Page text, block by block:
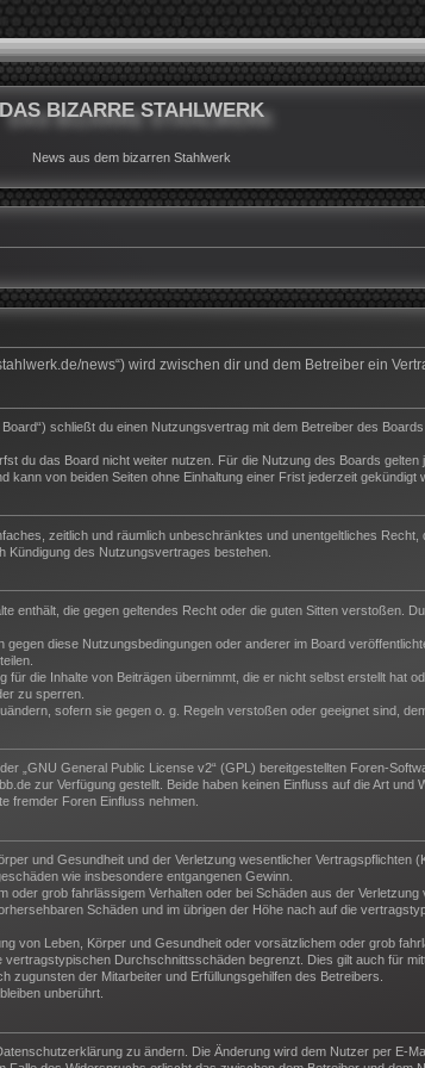
DAS BIZARRE STAHLWERK
News aus dem bizarren Stahlwerk
news“) wird zwischen dir und dem Betreiber ein
schließt du einen Nutzungsvertrag mit dem Betreiber des
du das Board nicht weiter nutzen. Für die Nutzung des Boards gelten
von beiden Seiten ohne Einhaltung einer Frist jederzeit gekündigt
zeitlich und räumlich unbeschränktes und unentgeltliches
des Nutzungsvertrages bestehen.
enthält, die gegen geltendes Recht oder die guten Sitten verstoßen.
diese Nutzungsbedingungen oder anderer im Board
die Inhalte von Beiträgen übernimmt, die er nicht selbst erstellt hat
zu sperren.
sofern sie gegen o. g. Regeln verstoßen oder geeignet sind,
„GNU General Public License v2“ (GPL) bereitgestellten Foren-
zur Verfügung gestellt. Beide haben keinen Einfluss auf die Art
fremder Foren Einfluss nehmen.
und Gesundheit und der Verletzung wesentlicher
wie insbesondere entgangenen Gewinn.
grob fahrlässigem Verhalten oder bei Schäden aus der
Schäden und im übrigen der Höhe nach auf die
von Leben, Körper und Gesundheit oder vorsätzlichem oder grob
Durchschnittsschäden begrenzt. Dies gilt auch für
der Mitarbeiter und Erfüllungsgehilfen des Betreibers.
unberührt.
zu ändern. Die Änderung wird dem Nutzer per E-